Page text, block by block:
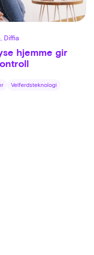
Diffia
hjemme gir
Velferdsteknologi